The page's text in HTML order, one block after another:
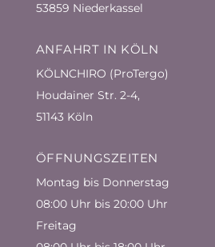
53859 Niederkassel
ANFAHRT IN KÖLN
KÖLNCHIRO (ProTergo)
Houdainer Str. 2-4,
51143 Köln
ÖFFNUNGSZEITEN
Montag bis Donnerstag
08:00 Uhr bis 20:00 Uhr
Freitag